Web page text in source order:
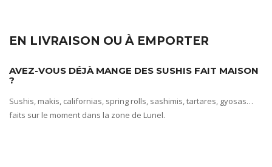
EN LIVRAISON OU À EMPORTER
AVEZ-VOUS DÉJÀ MANGE DES SUSHIS FAIT MAISON
?
Sushis, makis, californias, spring rolls, sashimis, tartares, gyosas…
faits sur le moment dans la zone de Lunel.